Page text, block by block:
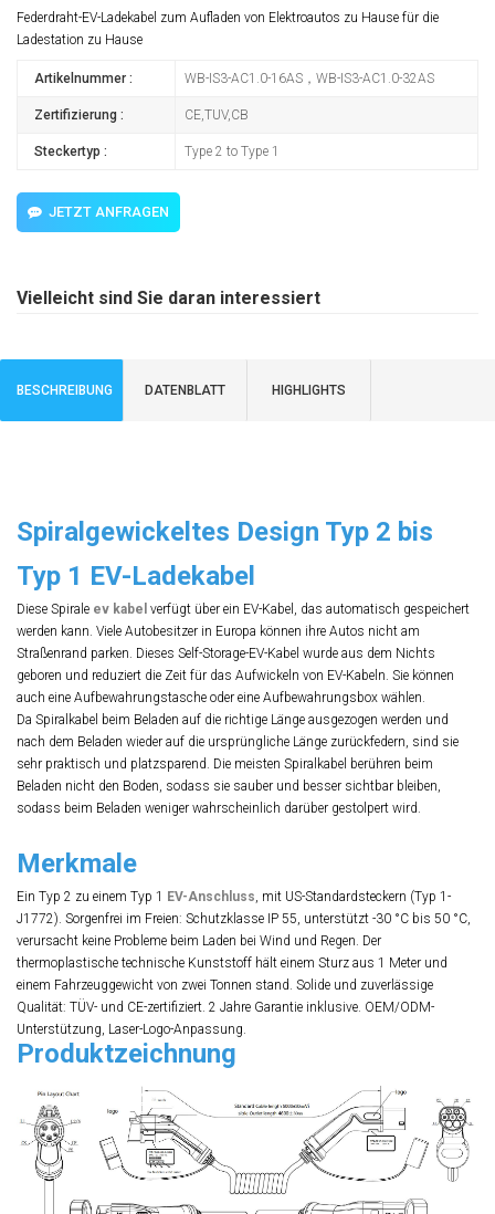
Federdraht-EV-Ladekabel zum Aufladen von Elektroautos zu Hause für die
Ladestation zu Hause
Artikelnummer : WB-IS3-AC1.0-16AS，WB-IS3-AC1.0-32AS
Zertifizierung : CE,TUV,CB
Steckertyp : Type 2 to Type 1
JETZT ANFRAGEN
Vielleicht sind Sie daran interessiert
BESCHREIBUNG DATENBLATT HIGHLIGHTS
Spiralgewickeltes Design Typ 2 bis
Typ 1 EV-Ladekabel
Diese Spirale ev kabel verfügt über ein EV-Kabel, das automatisch gespeichert
werden kann. Viele Autobesitzer in Europa können ihre Autos nicht am
Straßenrand parken. Dieses Self-Storage-EV-Kabel wurde aus dem Nichts
geboren und reduziert die Zeit für das Aufwickeln von EV-Kabeln. Sie können
auch eine Aufbewahrungstasche oder eine Aufbewahrungsbox wählen.
Da Spiralkabel beim Beladen auf die richtige Länge ausgezogen werden und
nach dem Beladen wieder auf die ursprüngliche Länge zurückfedern, sind sie
sehr praktisch und platzsparend. Die meisten Spiralkabel berühren beim
Beladen nicht den Boden, sodass sie sauber und besser sichtbar bleiben,
sodass beim Beladen weniger wahrscheinlich darüber gestolpert wird.
Merkmale
Ein Typ 2 zu einem Typ 1 EV-Anschluss , mit US-Standardsteckern (Typ 1-
J1772). Sorgenfrei im Freien: Schutzklasse IP 55, unterstützt -30 °C bis 50 °C,
verursacht keine Probleme beim Laden bei Wind und Regen. Der
thermoplastische technische Kunststoff hält einem Sturz aus 1 Meter und
einem Fahrzeuggewicht von zwei Tonnen stand. Solide und zuverlässige
Qualität: TÜV- und CE-zertifiziert. 2 Jahre Garantie inklusive. OEM/ODM-
Unterstützung, Laser-Logo-Anpassung.
Produktzeichnung